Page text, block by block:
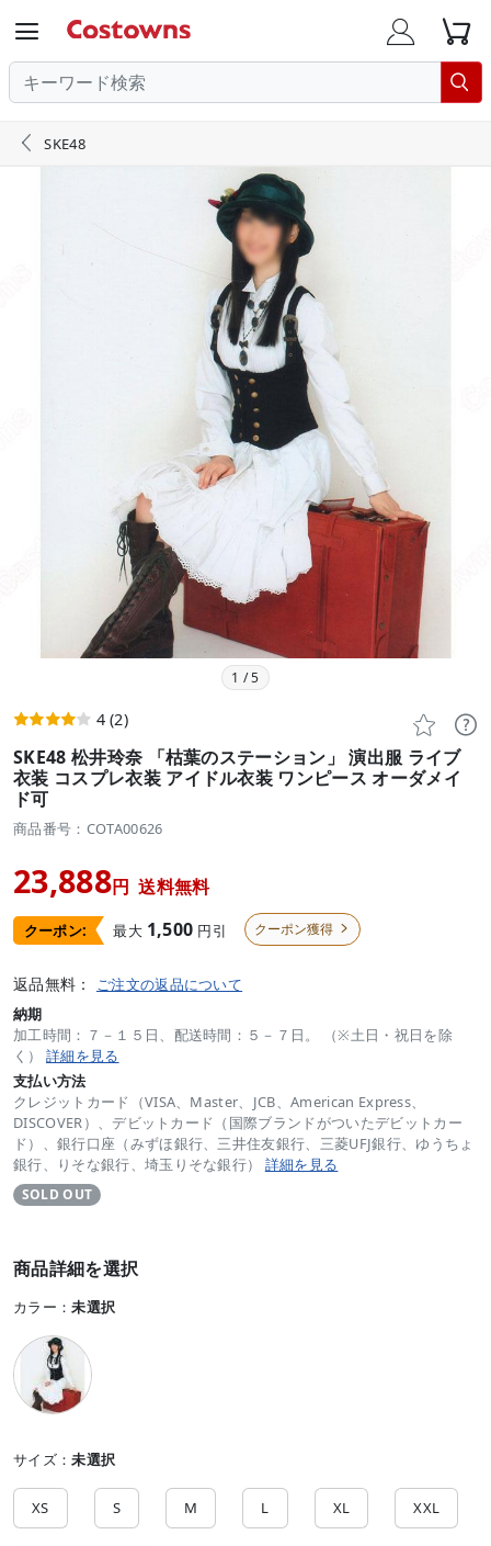
  

 SKE48
1 /5
 4 (2)  
SKE48 松井玲奈 「枯葉のステーション」 演出服 ライブ
衣装 コスプレ衣装 アイドル衣装 ワンピース オーダメイ
ド可
商品番号：COTA00626
23,888円 送料無料
クーポン: 最大 1,500 円引 クーポン獲得 
返品無料： ご注文の返品について
納期
加工時間：７－１５日、配送時間：５－７日。 （※土日・祝日を除
く） 詳細を見る
支払い方法
クレジットカード（VISA、Master、JCB、American Express、
DISCOVER）、デビットカード（国際ブランドがついたデビットカー
ド）、銀行口座（みずほ銀行、三井住友銀行、三菱UFJ銀行、ゆうちょ
銀行、りそな銀行、埼玉りそな銀行） 詳細を見る
SOLD OUT
商品詳細を選択
カラー：未選択
サイズ：未選択
XS S M L XL XXL